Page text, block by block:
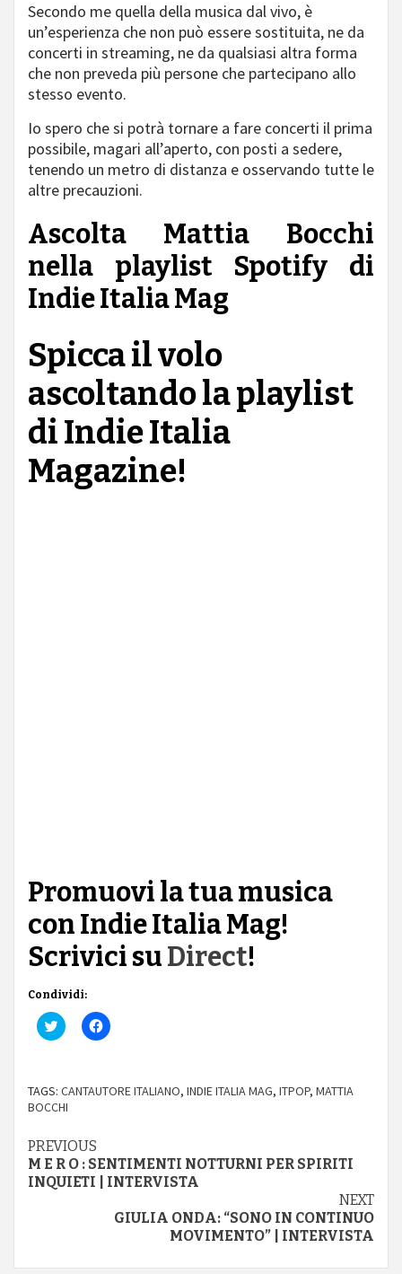
Secondo me quella della musica dal vivo, è
un’esperienza che non può essere sostituita, ne da
concerti in streaming, ne da qualsiasi altra forma
che non preveda più persone che partecipano allo
stesso evento.
Io spero che si potrà tornare a fare concerti il prima
possibile, magari all’aperto, con posti a sedere,
tenendo un metro di distanza e osservando tutte le
altre precauzioni.
Ascolta Mattia Bocchi
nella playlist Spotify di
Indie Italia Mag
Spicca il volo
ascoltando la playlist
di Indie Italia
Magazine!
Promuovi la tua musica
con Indie Italia Mag!
Scrivici suDirect!
Condividi:
Fai
clic
Twitter
(Si
apre
una
nuova
finestra)
Fai
clic
(Si
TAGS: CANTAUTORE ITALIANO, INDIE ITALIA MAG, ITPOP, MATTIA
BOCCHI
Continue
Reading
PREVIOUS
M E R O : SENTIMENTI NOTTURNI PER SPIRITI
INQUIETI | INTERVISTA
NEXT
GIULIA ONDA: “SONO IN CONTINUO
MOVIMENTO” | INTERVISTA